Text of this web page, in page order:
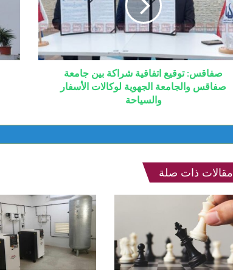
صفاقس: توقيع اتفاقية شراكة بين جامعة
صفاقس والجامعة الجهوية لوكالات الأسفار
والسياحة
مقالات ذات صلة